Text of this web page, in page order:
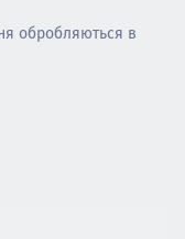
обробляються в